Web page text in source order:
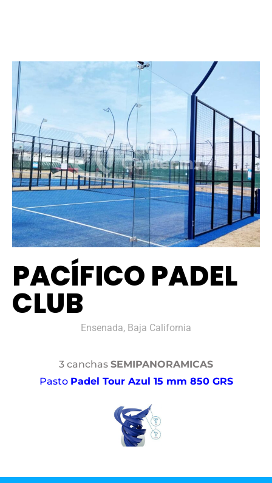
PACÍFICO PADEL
CLUB
Ensenada, Baja California
3 canchas SEMIPANORAMICAS
Pasto Padel Tour Azul 15 mm 850 GRS